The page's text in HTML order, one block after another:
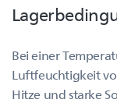
Bei einer
Luftfeuchtigkeit
Hitze und starke